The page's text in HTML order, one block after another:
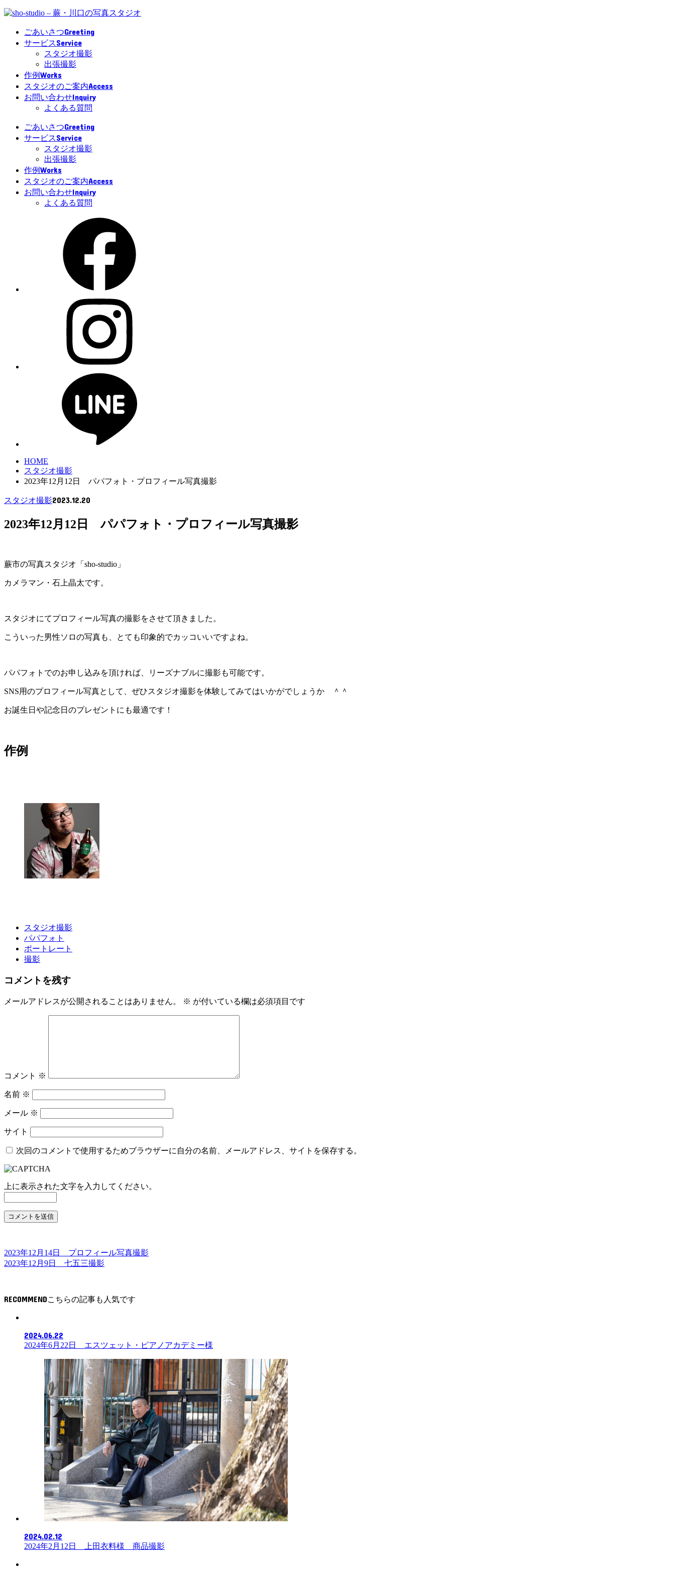
ごあいさつGreeting
サービスService
スタジオ撮影
出張撮影
作例Works
スタジオのご案内Access
お問い合わせInquiry
よくある質問
ごあいさつGreeting
サービスService
スタジオ撮影
出張撮影
作例Works
スタジオのご案内Access
お問い合わせInquiry
よくある質問
HOME
スタジオ撮影
2023年12月12日 パパフォト・プロフィール写真撮影
スタジオ撮影2023.12.20
2023年12月12日 パパフォト・プロフィール写真撮影
蕨市の写真スタジオ「sho-studio」
カメラマン・石上晶太です。
スタジオにてプロフィール写真の撮影をさせて頂きました。
こういった男性ソロの写真も、とても印象的でカッコいいですよね。
パパフォトでのお申し込みを頂ければ、リーズナブルに撮影も可能です。
SNS用のプロフィール写真として、ぜひスタジオ撮影を体験してみてはいかがでしょうか ＾＾
お誕生日や記念日のプレゼントにも最適です！
作例
スタジオ撮影
パパフォト
ポートレート
撮影
コメントを残す
メールアドレスが公開されることはありません。 ※ が付いている欄は必須項目です
コメント ※
名前 ※
メール ※
サイト
次回のコメントで使用するためブラウザーに自分の名前、メールアドレス、サイトを保存する。
上に表示された文字を入力してください。
2023年12月14日 プロフィール写真撮影
2023年12月9日 七五三撮影
RECOMMEND
2024.06.22
2024年6月22日 エスツェット・ピアノアカデミー様
2024.02.12
2024年2月12日 上田衣料様 商品撮影